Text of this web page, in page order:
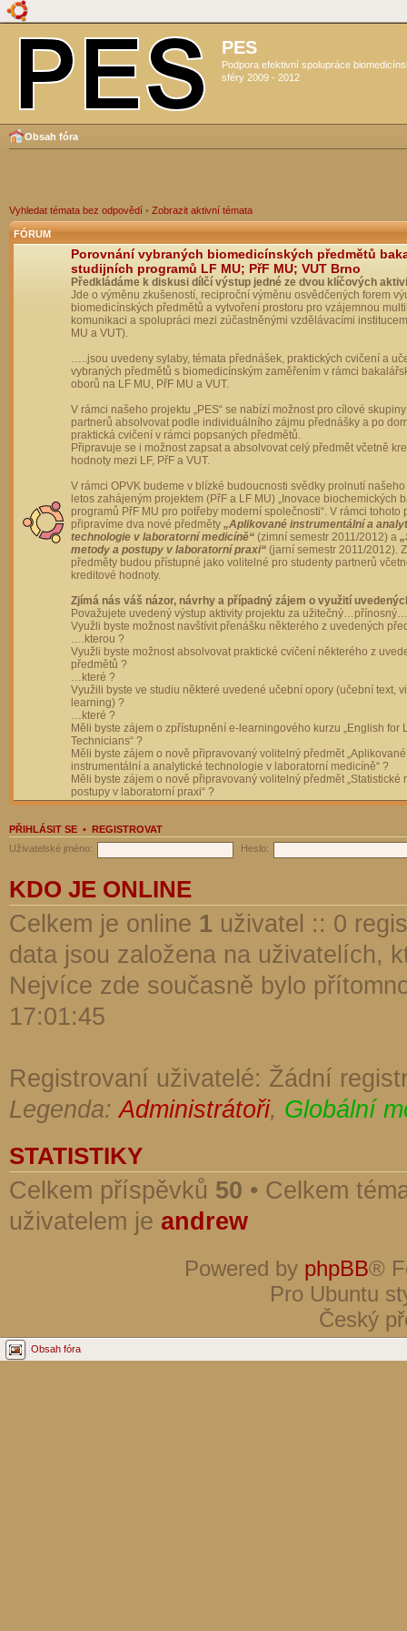
PES
Podpora efektivní spolupráce
sféry 2009 - 2012
Obsah fóra
Vyhledat témata bez odpovědí • Zobrazit aktivní témata
FÓRUM
Porovnání vybraných biomedicínských předmětů
studijních programů LF MU; PřF MU; VUT Brno
Předkládáme k diskusi dílčí výstup jedné ze dvou klíčových
Jde o výměnu zkušeností, reciproční výměnu osvědčených forem
biomedicínských předmětů a vytvoření prostoru pro vzájemnou
komunikaci a spolupráci mezi zúčastněnými vzdělávacími
MU a VUT).
…..jsou uvedeny sylaby, témata přednášek, praktických cvičení a
vybraných předmětů s biomedicínským zaměřením v rámci
oborů na LF MU, PřF MU a VUT.
V rámci našeho projektu „PES“ se nabízí možnost pro cílové
partnerů absolvovat podle individuálního zájmu přednášky a po
praktická cvičení v rámci popsaných předmětů.
Připravuje se i možnost zapsat a absolvovat celý předmět včetně
hodnoty mezi LF, PřF a VUT.
V rámci OPVK budeme v blízké budoucnosti svědky prolnutí
letos zahájeným projektem (PřF a LF MU) „Inovace biochemických
programů PřF MU pro potřeby moderní společnosti“. V rámci tohoto
připravíme dva nové předměty „Aplikované instrumentální a
technologie v laboratorní medicíně“ (zimní semestr 2011/2012) a
metody a postupy v laboratorní praxi“ (jarní semestr 2011/2012).
předměty budou přístupné jako volitelné pro studenty partnerů
kreditové hodnoty.
Zjímá nás váš názor, návrhy a případný zájem o využití
Považujete uvedený výstup aktivity projektu za
Využli byste možnost navštívit přenášku některého z uvedených
….kterou ?
Využli byste možnost absolvovat praktické cvičení některého z
předmětů ?
…které ?
Využili byste ve studiu některé uvedené učební opory (učební text,
learning) ?
…které ?
Měli byste zájem o zpřístupnění e-learningového kurzu „English for
Technicians“ ?
Měli byste zájem o nově připravovaný volitelný předmět „Aplikované
instrumentální a analytické technologie v laboratorní medicíně“ ?
Měli byste zájem o nově připravovaný volitelný předmět „Statistické
postupy v laboratorní praxi“ ?
PŘIHLÁSIT SE • REGISTROVAT
Uživatelské jméno:
Heslo:
KDO JE ONLINE
Celkem je online 1 uživatel :: 0
data jsou založena na uživatelích,
Nejvíce zde současně bylo
17:01:45
Registrovaní uživatelé: Žádní
Legenda:Administrátoři, Globální
STATISTIKY
Celkem příspěvků 50 • Celkem
uživatelem je andrew
Powered by phpBB®
Pro Ubuntu
Český
Obsah fóra